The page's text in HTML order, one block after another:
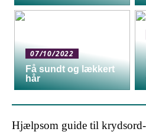
07/10/2022
Få sundt og lækkert
hår
Hjælpsom guide til krydsord-